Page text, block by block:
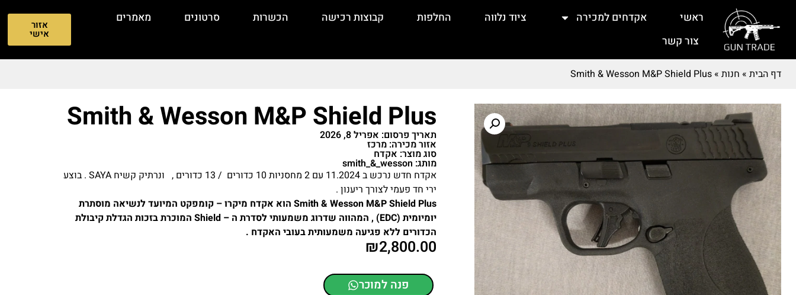
ראשי אקדחים למכירה ציוד נלווה החלפות קבוצות רכישה הכשרות סרטונים
מאמרים
צור קשר
אזור
אישי
דף הבית » חנות »
Smith & Wesson M&P Shield Plus
Smith & Wesson M&P Shield Plus
תאריך פרסום: אפריל 8, 2026
אזור מכירה: מרכז
סוג מוצר: אקדח
מותג: smith_&_wesson
אקדח חדש נרכש ב 11.2024 עם 2 מחסניות 10 כדורים / 13 כדורים , ונרתיק קשיח SAYA . בוצע
ירי חד פעמי לצורך ריענון .
Smith & Wesson M&P Shield Plus הוא אקדח מיקרו – קומפקט המיועד לנשיאה מוסתרת
יומיומית (EDC) , המהווה שדרוג משמעותי לסדרת ה – Shield המוכרת בזכות הגדלת קיבולת
הכדורים ללא פגיעה משמעותית בעובי האקדח .
₪2,800.00
פנה למוכר